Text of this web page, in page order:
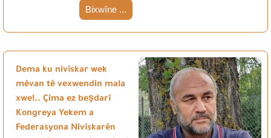
Bixwîne ...
Dema ku nivîskar wek
mêvan tê vexwendin mala
xwe!.. Çima ez beşdarî
Kongreya Yekem a
Federasyona Nivîskarên